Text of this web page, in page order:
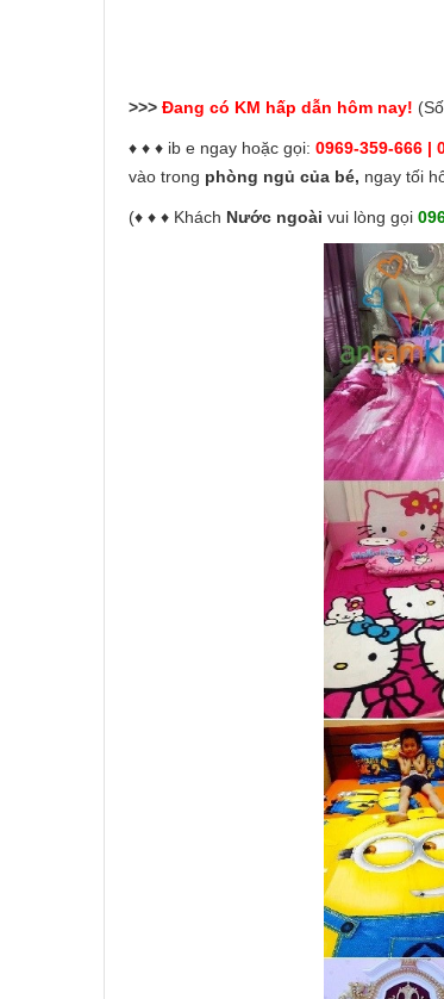
>>> Đang có KM hấp dẫn hôm nay!
♦ ♦ ♦ ib e ngay hoặc gọi: 0969-359-666 |
vào trong phòng ngủ của bé, ngay tối
(♦ ♦ ♦ Khách Nước ngoài vui lòng gọi